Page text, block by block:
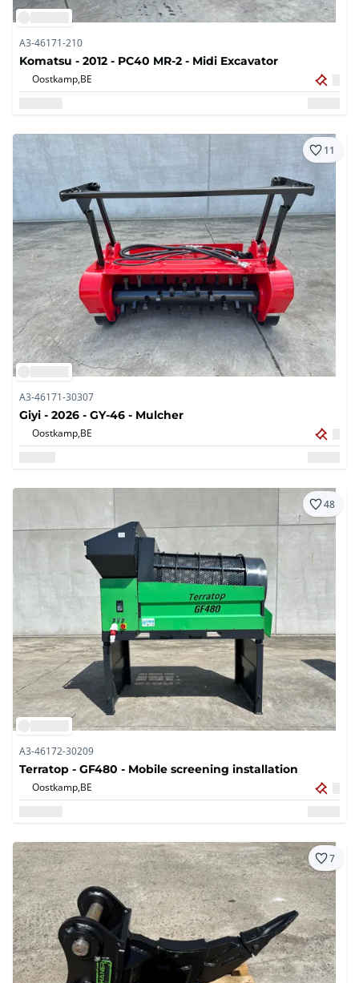
A3-46171-210
Komatsu - 2012 - PC40 MR-2 - Midi Excavator
Oostkamp,BE
11
A3-46171-30307
Giyi - 2026 - GY-46 - Mulcher
Oostkamp,BE
48
A3-46172-30209
Terratop - GF480 - Mobile screening installation
Oostkamp,BE
7